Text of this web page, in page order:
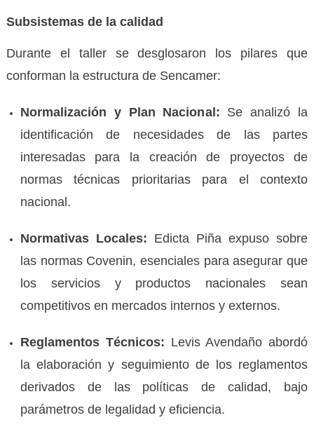
Subsistemas de la calidad
Durante el taller se desglosaron los pilares que
conforman la estructura de Sencamer:
Normalización y Plan Nacional: Se analizó la
identificación de necesidades de las partes
interesadas para la creación de proyectos de
normas técnicas prioritarias para el contexto
nacional.
Normativas Locales: Edicta Piña expuso sobre
las normas Covenin, esenciales para asegurar que
los servicios y productos nacionales sean
competitivos en mercados internos y externos.
Reglamentos Técnicos: Levis Avendaño abordó
la elaboración y seguimiento de los reglamentos
derivados de las políticas de calidad, bajo
parámetros de legalidad y eficiencia.